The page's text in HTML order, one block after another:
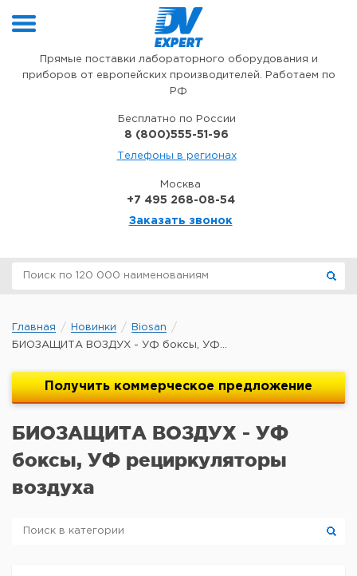
Прямые поставки лабораторного оборудования и
приборов от европейских производителей. Работаем по
РФ
Бесплатно по России
8 (800)555-51-96
Телефоны в регионах
Москва
+7 495 268-08-54
Заказать звонок
Главная Новинки
Biosan
БИОЗАЩИТA ВОЗДУХ - УФ боксы, УФ...
Получить коммерческое предложение
БИОЗАЩИТA ВОЗДУХ - УФ
боксы, УФ рециркуляторы
воздуха